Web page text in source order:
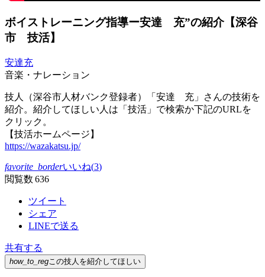
ボイストレーニング指導ー安達 充”の紹介【深谷
市 技活】
安達充
音楽・ナレーション
技人（深谷市人材バンク登録者）「安達 充」さんの技術を
紹介。紹介してほしい人は「技活」で検索か下記のURLを
クリック。
【技活ホームページ】
https://wazakatsu.jp/
favorite_borderいいね(3)
閲覧数 636
ツイート
シェア
LINEで送る
共有する
how_to_reg この技人を紹介してほしい